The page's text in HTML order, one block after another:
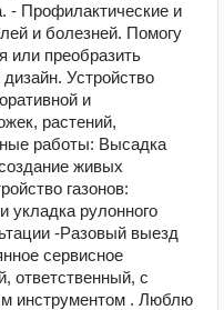
- Профилактические и
и болезней. Помогу
или преобразить
Устройство
и
растений,
работы: Высадка
живых
газонов:
укладка рулонного
-Разовый выезд
сервисное
ответственный, с
инструментом . Люблю